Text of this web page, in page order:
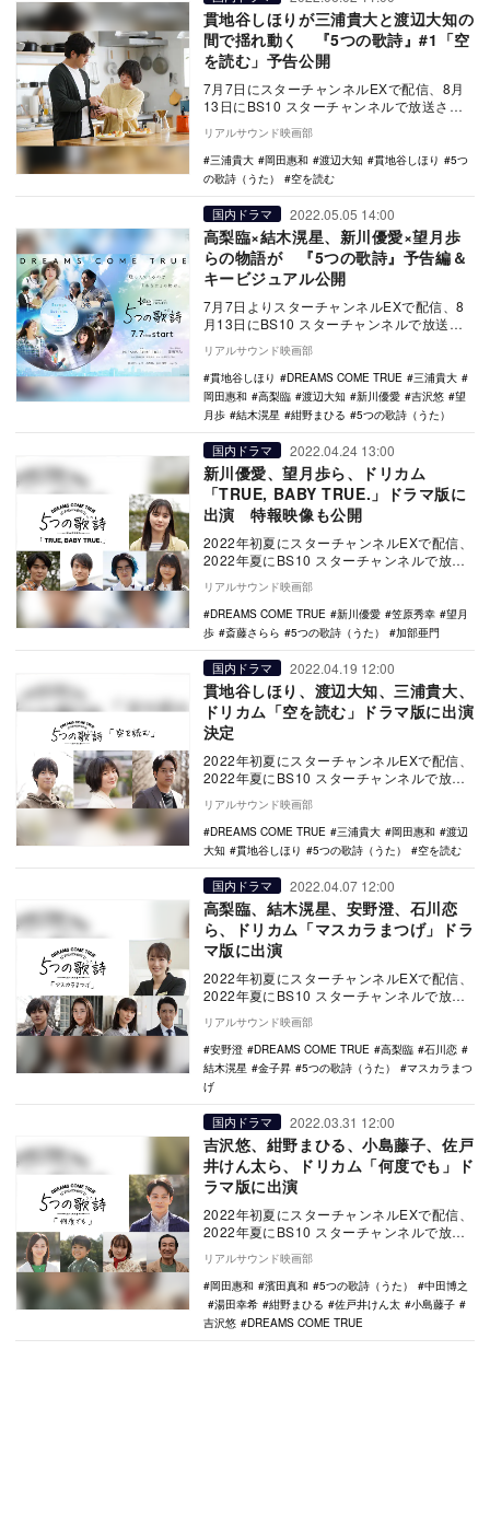
貫地谷しほりが三浦貴大と渡辺大知の
間で揺れ動く 『5つの歌詩』#1「空
を読む」予告公開
7月7日にスターチャンネルEXで配信、8月
13日にBS10 スターチャンネルで放送され
るオリジナルドラマ『5つの歌詩（うた）』
よ…
リアルサウンド映画部
三浦貴大
岡田惠和 渡辺大知 貫地谷しほり
5つ
の歌詩（うた）
空を読む
国内ドラマ 2022.05.05 14:00
高梨臨×結木滉星、新川優愛×望月歩
らの物語が 『5つの歌詩』予告編＆
キービジュアル公開
7月7日よりスターチャンネルEXで配信、8
月13日にBS10 スターチャンネルで放送さ
れるオリジナルドラマ『5つの歌詩（う
た）』…
リアルサウンド映画部
貫地谷しほり
DREAMS COME TRUE
三浦貴大
岡田惠和
高梨臨 渡辺大知 新川優愛 吉沢悠
望
月歩
結木滉星 紺野まひる 5つの歌詩（うた）
国内ドラマ 2022.04.24 13:00
新川優愛、望月歩ら、ドリカム
「TRUE, BABY TRUE.」ドラマ版に
出演 特報映像も公開
2022年初夏にスターチャンネルEXで配信、
2022年夏にBS10 スターチャンネルで放送
されるオリジナルドラマ『5つの歌詩（う…
リアルサウンド映画部
DREAMS COME TRUE
新川優愛 笠原秀幸
望月
歩
斎藤さらら 5つの歌詩（うた） 加部亜門
国内ドラマ 2022.04.19 12:00
貫地谷しほり、渡辺大知、三浦貴大、
ドリカム「空を読む」ドラマ版に出演
決定
2022年初夏にスターチャンネルEXで配信、
2022年夏にBS10 スターチャンネルで放送
されるオリジナルドラマ『5つの歌詩（う…
リアルサウンド映画部
DREAMS COME TRUE
三浦貴大 岡田惠和
渡辺
大知
貫地谷しほり 5つの歌詩（うた） 空を読む
国内ドラマ 2022.04.07 12:00
高梨臨、結木滉星、安野澄、石川恋
ら、ドリカム「マスカラまつげ」ドラ
マ版に出演
2022年初夏にスターチャンネルEXで配信、
2022年夏にBS10 スターチャンネルで放送
されるオリジナルドラマ『5つの歌詩（う…
リアルサウンド映画部
安野澄
DREAMS COME TRUE 高梨臨
石川恋
結木滉星
金子昇 5つの歌詩（うた）
マスカラまつ
げ
国内ドラマ 2022.03.31 12:00
吉沢悠、紺野まひる、小島藤子、佐戸
井けん太ら、ドリカム「何度でも」ド
ラマ版に出演
2022年初夏にスターチャンネルEXで配信、
2022年夏にBS10 スターチャンネルで放送
されるオリジナルドラマ『5つの歌詩（う…
リアルサウンド映画部
岡田惠和
濱田真和 5つの歌詩（うた）
中田博之
湯田幸希
紺野まひる 佐戸井けん太
小島藤子
吉沢悠
DREAMS COME TRUE